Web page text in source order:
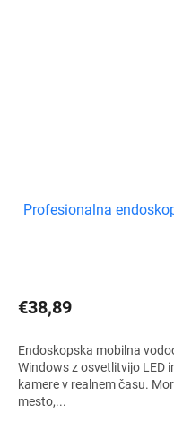
Profesionalna
€38,89
Endoskopska mobilna
Windows z osvetlitvijo LED
kamere v realnem času.
mesto,...